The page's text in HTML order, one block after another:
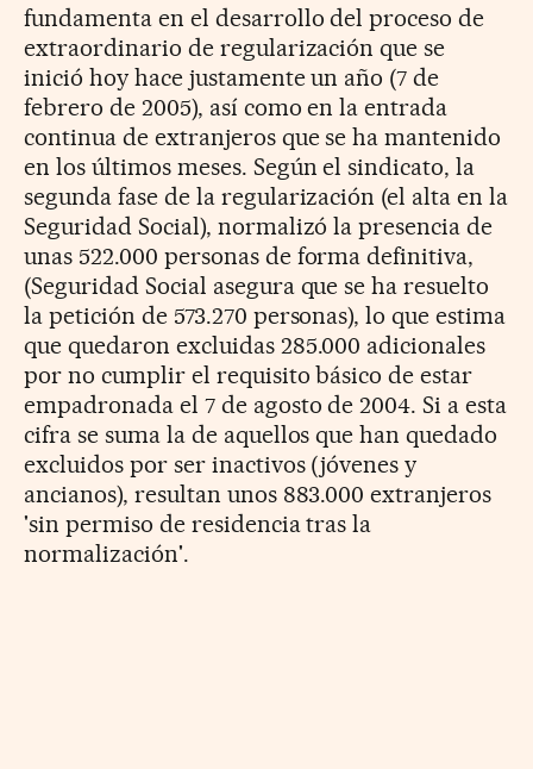
fundamenta en el desarrollo del proceso de
extraordinario de regularización que se
inició hoy hace justamente un año (7 de
febrero de 2005), así como en la entrada
continua de extranjeros que se ha mantenido
en los últimos meses. Según el sindicato, la
segunda fase de la regularización (el alta en la
Seguridad Social), normalizó la presencia de
unas 522.000 personas de forma definitiva,
(Seguridad Social asegura que se ha resuelto
la petición de 573.270 personas), lo que estima
que quedaron excluidas 285.000 adicionales
por no cumplir el requisito básico de estar
empadronada el 7 de agosto de 2004. Si a esta
cifra se suma la de aquellos que han quedado
excluidos por ser inactivos (jóvenes y
ancianos), resultan unos 883.000 extranjeros
'sin permiso de residencia tras la
normalización'.